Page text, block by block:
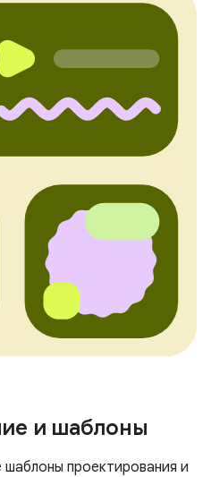
и шаблоны
проектирования и